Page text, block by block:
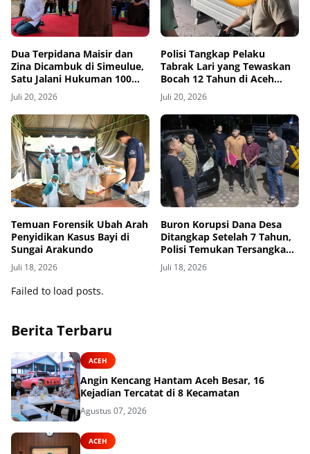
Dua Terpidana Maisir dan
Zina Dicambuk di Simeulue,
Satu Jalani Hukuman 100
Kali
Juli 20, 2026
Polisi Tangkap Pelaku
Tabrak Lari yang Tewaskan
Bocah 12 Tahun di Aceh
Timur
Juli 20, 2026
Temuan Forensik Ubah Arah
Penyidikan Kasus Bayi di
Sungai Arakundo
Juli 18, 2026
Buron Korupsi Dana Desa
Ditangkap Setelah 7 Tahun,
Polisi Temukan Tersangka
Bersembunyi sebagai Petani
Kopi
Juli 18, 2026
Failed to load posts.
Berita Terbaru
ACEH
Angin Kencang Hantam Aceh Besar, 16
Kejadian Tercatat di 8 Kecamatan
Agustus 07, 2026
ACEH